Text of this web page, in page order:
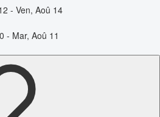
- Ven, Aoû 14
- Mar, Aoû 11